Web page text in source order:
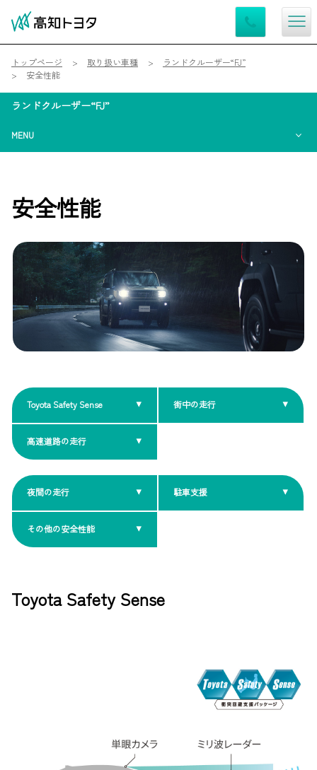
トップページ 取り扱い車種
ランドクルーザー“FJ”
安全性能
ランドクルーザー“FJ”
MENU
安全性能
Toyota Safety Sense 街中の走行
高速道路の走行
夜間の走行 駐車支援
その他の安全性能
Toyota Safety Sense